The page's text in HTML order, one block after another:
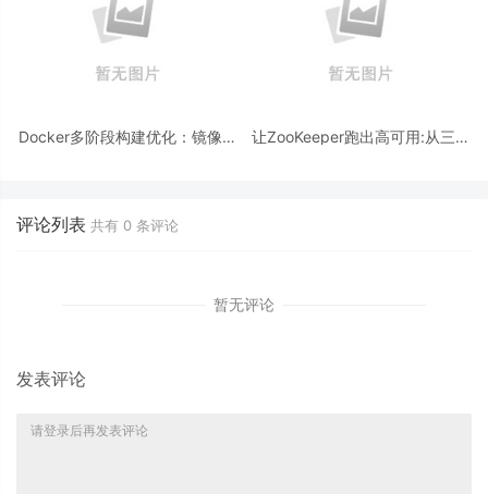
Docker多阶段构建优化：镜像体
让ZooKeeper跑出高可用:从三节
评论列表 共有 0 条评论
暂无评论
发表评论